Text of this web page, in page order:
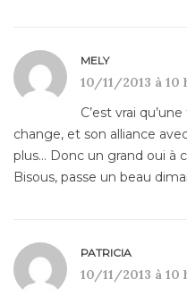
MELY
10/11/2013 à 10
C’est vrai
change, et son alliance
plus… Donc un grand oui à
Bisous, passe un beau
PATRICIA
10/11/2013 à 10